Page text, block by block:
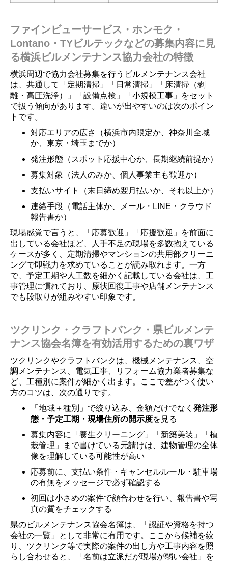
ファインビューサービス・ホンモク・
Lontano・TYビルテックなどの募集内容に見
る横浜ビルメンテナンス協力会社の特徴
横浜周辺で協力会社募集を行うビルメンテナンス会社
は、共通して「定期清掃」「日常清掃」「床清掃（剥
離・高圧洗浄）」「設備点検」「小規模工事」をセット
で扱う傾向があります。違いが出やすいのは次のポイン
トです。
対応エリアの広さ（横浜市内限定か、神奈川全域
か、東京・埼玉までか）
発注形態（スポット応援中心か、長期継続前提か）
募集対象（法人のみか、個人事業主も歓迎か）
支払いサイト（末日締め翌月払いか、それ以上か）
連絡手段（電話主体か、メール・LINE・クラウド
報告書か）
現場感覚で言うと、「応募歓迎」「応援歓迎」を前面に
出している会社ほど、人手不足の現場を多数抱えている
ケースが多く、定期清掃やマンションの共用部クリーニ
ングで即戦力を求めていることが読み取れます。一方
で、予定工期や人工数を細かく記載している会社は、工
事管理に慣れており、原状回復工事や店舗メンテナンス
でも段取りが組みやすい印象です。
ツクリンク・クラフトバンク・県ビルメンテ
ナンス協会名簿を有効活用するための裏ワザ
ツクリンクやクラフトバンクは、機械メンテナンス、空
調メンテナンス、電気工事、リフォーム協力業者募集な
ど、工種別に案件が細かく出ます。ここで差がつく使い
方のコツは、次の通りです。
「地域＋種別」で絞り込み、金額だけでなく 発注形
態・予定工期・現場住所の開示度を見る
募集内容に「養生クリーニング」「新築美装」「植
栽管理」まで書けている元請けは、建物管理の全体
像を理解している可能性が高い
応募前に、支払い条件・キャンセルルール・駐車場
の有無をメッセージで必ず確認する
初回は小さめの案件で顔合わせを行い、報告書や写
真の質をチェックする
県のビルメンテナンス協会名簿は、「認証や資格を持つ
会社の一覧」として非常に有用です。ここから候補を絞
り、ツクリンク等で実際の案件の出し方や工事内容を照
らし合わせると、「名前は立派だが現場が弱い会社」を